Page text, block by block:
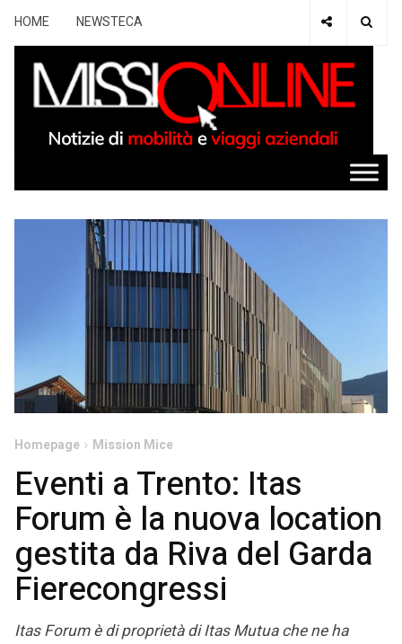
HOME NEWSTECA
Homepage Mission Mice
Eventi a Trento: Itas
Forum è la nuova location
gestita da Riva del Garda
Fierecongressi
Itas Forum è di proprietà di Itas Mutua che ne ha